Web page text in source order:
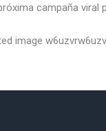
campaña viral